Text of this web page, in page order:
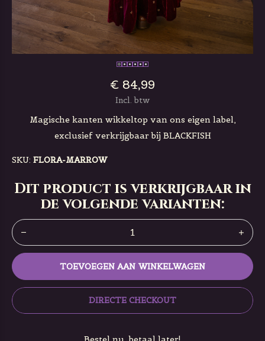
€ 84,99
Incl. btw
Magische kanten wikkeltop van ons eigen label,
exclusief verkrijgbaar bij BLACKFISH
SKU: FLORA-MARROW
Dit product is verkrijgbaar in
de volgende varianten:
TOEVOEGEN AAN WINKELWAGEN
DIRECTE CHECKOUT